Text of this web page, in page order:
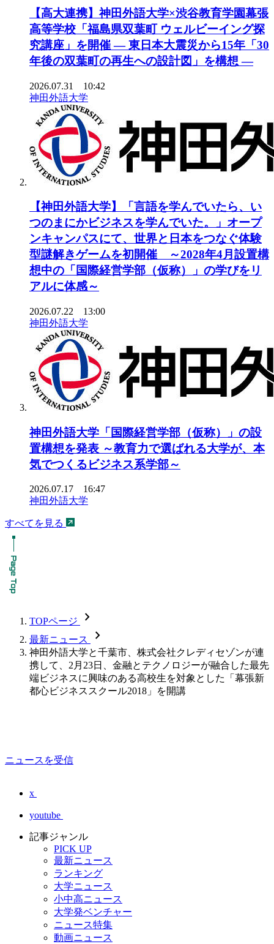
【高大連携】神田外語大学×渋谷教育学園幕張
高等学校「福島県双葉町 ウェルビーイング探
究講座」を開催 ― 東日本大震災から15年「30
年後の双葉町の再生への設計図」を構想 ―
2026.07.31 10:42
神田外語大学
【神田外語大学】「言語を学んでいたら、い
つのまにかビジネスを学んでいた。」オープ
ンキャンパスにて、世界と日本をつなぐ体験
型謎解きゲームを初開催 ～2028年4月設置構
想中の「国際経営学部（仮称）」の学びをリ
アルに体感～
2026.07.22 13:00
神田外語大学
神田外語大学「国際経営学部（仮称）」の設
置構想を発表 ～教育力で選ばれる大学が、本
気でつくるビジネス系学部～
2026.07.17 16:47
神田外語大学
すべてを見る
TOPページ chevron_forward
最新ニュース chevron_forward
神田外語大学と千葉市、株式会社クレディセゾンが連
携して、2月23日、金融とテクノロジーが融合した最先
端ビジネスに興味のある高校生を対象とした「幕張新
都心ビジネススクール2018」を開講
ニュースを受信
x
youtube
記事ジャンル
PICK UP
最新ニュース
ランキング
大学ニュース
小中高ニュース
大学発ベンチャー
ニュース特集
動画ニュース